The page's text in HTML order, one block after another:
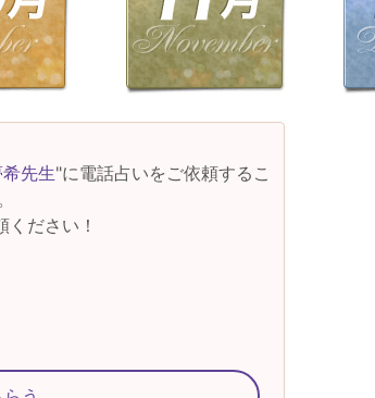
先生"に電話占いをご依頼するこ
ださい！